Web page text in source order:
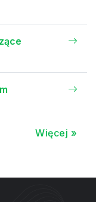
Więcej »